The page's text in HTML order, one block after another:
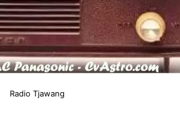
Radio Tjawang